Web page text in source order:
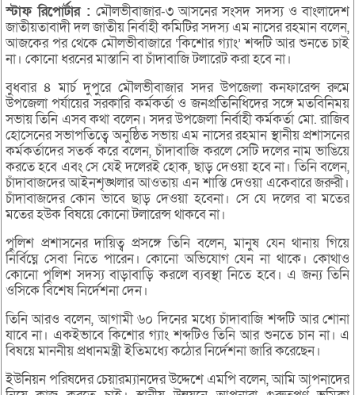
স্টাফরিপোর্টার : মৌলভীবাজার-৩ আসনের সংসদ সদস্য ও বাংলাদেশ
জাতীয়তাবাদী দল জাতীয় নির্বাহী কমিটির সদস্য এম নাসের রহমান বলেন,
আজকের পর থেকে মৌলভীবাজারে ‘কিশোর গ্যাং’ শব্দটি আর শুনতে চাই
না। কোনো ধরনের মাস্তানি বা চাঁদাবাজি টলারেট করা হবে না।
বুধবার ৪ মার্চ দুপুরে মৌলভীবাজার সদর উপজেলা কনফারেন্স রুমে
উপজেলা পর্যায়ের সরকারি কর্মকর্তা ও জনপ্রতিনিধিদের সঙ্গে মতবিনিময়
সভায় তিনি এসব কথা বলেন। সদর উপজেলা নির্বাহী কর্মকর্তা মো. রাজিব
হোসেনের সভাপতিত্বে অনুষ্ঠিত সভায় এম নাসের রহমান স্থানীয় প্রশাসনের
কর্মকর্তাদের সতর্ক করে বলেন, চাঁদাবাজি করলে সেটি দলের নাম ভাঙিয়ে
করতে হবে এবং সে যেই দলেরই হোক, ছাড় দেওয়া হবে না। তিনি বলেন,
চাঁদাবাজদের আইনশৃঙ্খলার আওতায় এন শাস্তি দেওয়া একেবারে জরুরী।
চাঁদাবাজদের কোন ভাবে ছাড় দেওয়া হবেনা। সে যে দলের বা মতের
মতের হউক বিষয়ে কোনো টলারেন্স থাকবে না।
পুলিশ প্রশাসনের দায়িত্ব প্রসঙ্গে তিনি বলেন, মানুষ যেন থানায় গিয়ে
নির্বিঘ্নে সেবা নিতে পারেন। কোনো অভিযোগ যেন না থাকে। কোথাও
কোনো পুলিশ সদস্য বাড়াবাড়ি করলে ব্যবস্থা নিতে হবে। এ জন্য তিনি
ওসিকে বিশেষ নির্দেশনা দেন।
তিনি আরও বলেন, আগামী ৬০ দিনের মধ্যে চাঁদাবাজি শব্দটি আর শোনা
যাবে না। একইভাবে কিশোর গ্যাং শব্দটিও তিনি আর শুনতে চান না। এ
বিষয়ে মাননীয় প্রধানমন্ত্রী ইতিমধ্যে কঠোর নির্দেশনা জারি করেছেন।
ইউনিয়ন পরিষদের চেয়ারম্যানদের উদ্দেশে এমপি বলেন, আমি আপনাদের